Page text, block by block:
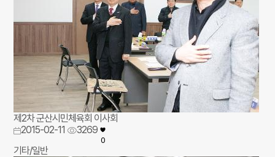
제2차 군산시민체육회 이사회
2015-02-11
3269
0
기타/일반